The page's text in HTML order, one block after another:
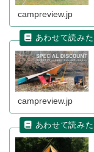
campreview.jp
campreview.jp